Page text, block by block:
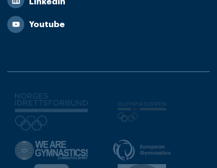
Linkedin
Youtube